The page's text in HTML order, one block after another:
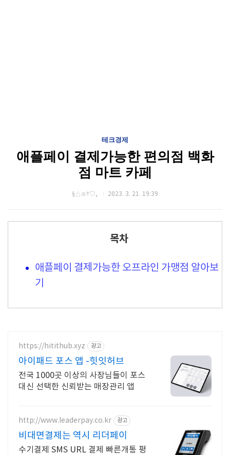
테크경제
애플페이 결제가능한 편의점 백화
점 마트 카페
§△⊙†♡, 2023. 3. 21. 19:39
목차
애플페이 결제가능한 오프라인 가맹점 알아보
기
https://hitithub.xyz 광고
아이패드 포스 앱 -힛잇허브
전국 1000곳 이상의 사장님들이 포스
대신 선택한 신뢰받는 매장관리 앱
http://www.leaderpay.co.kr 광고
비대면결제는 역시 리더페이
수기결제 SMS URL 결제 빠른개통 평